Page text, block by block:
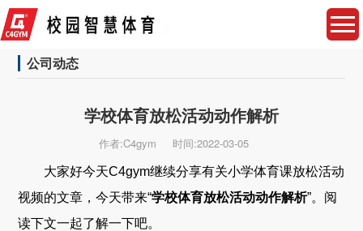
公司动态
学校体育放松活动动作解析
作者:C4gym 时间:2022-03-05
大家好今天C4gym继续分享有关小学体育课放松活动
视频的文章，今天带来“学校体育放松活动动作解析”。阅
读下文一起了解一下吧。